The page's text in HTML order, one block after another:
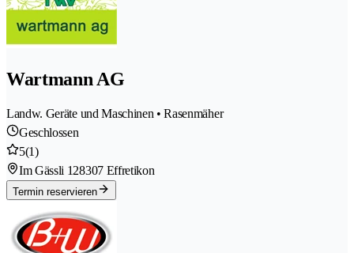
Wartmann AG
Landw. Geräte und Maschinen • Rasenmäher
Geschlossen
5(1)
Im Gässli 128307 Effretikon
Termin reservieren